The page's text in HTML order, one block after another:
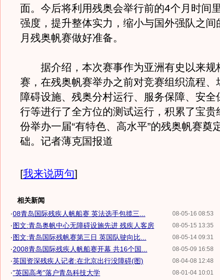
面。今后将利用残奥会举行前的4个月时间
强度，提升整体实力，缩小与国外强队之间
月残奥帆赛做好准备。
据介绍，本次赛事作为亚洲有史以来规
赛，在残奥帆赛举办之前对竞赛组织流程、
障碍设施、残奥分村运行、服务保障、安全
行等进行了全方位的测试运行，积累了宝贵
份举办一届“有特色、高水平”的残奥帆赛奠
础。记者薄克国报道
[我来说两句]
相关新闻
08-05-16 08:53
·08青岛国际残疾人帆船赛 英法选手包揽三...
08-05-15 13:35
·图文:青岛奥帆中心无障碍设施先进 残疾人客房
08-05-14 09:31
·图文:青岛国际残帆赛第三日 英国队驶向比...
08-05-09 16:58
·2008青岛国际残疾人帆船赛开幕 共16个国...
08-04-08 12:48
·英国资深残疾人记者:在北京出行没障碍(图)
08-01-04 10:01
·"英国高考"落户青岛科技大学